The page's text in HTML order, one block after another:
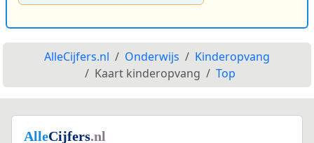
AlleCijfers.nl Onderwijs
Kinderopvang
Kaart kinderopvang
Top